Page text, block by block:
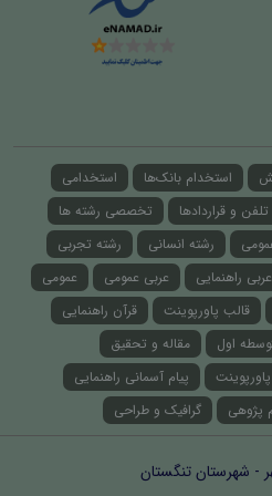
استخدام بانک‌ها
استخدامی
و قراردادها
تخصصی رشته ها
رشته انسانی
رشته تجربی
عربی راهنمایی عربی عمومی
عمومی
قالب پاورپوینت
قرآن راهنمایی
اول
مقاله و تحقیق
پاورپوینت
پیام آسمانی راهنمایی
پژوهی گرافیک و طراحی
- شهرستان تنگستان